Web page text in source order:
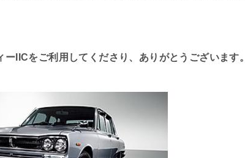
ーIICをご利用してくださり、ありがとうございます。